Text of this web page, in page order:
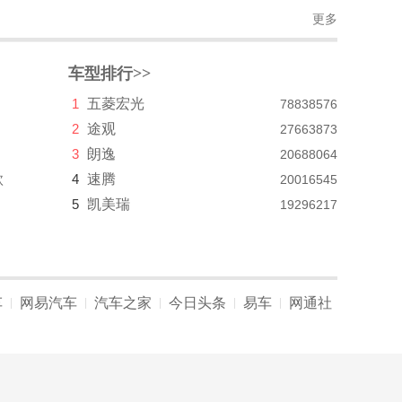
更多
车型排行>>
1 五菱宏光 78838576
2 途观 27663873
3 朗逸 20688064
4 速腾 20016545
5 凯美瑞 19296217
网易汽车 汽车之家 今日头条 易车 网通社